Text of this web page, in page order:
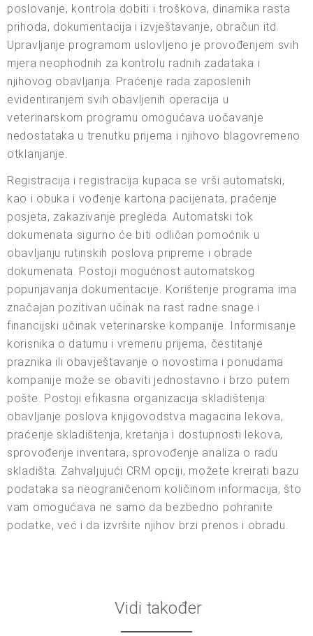
poslovanje, kontrola dobiti i troškova, dinamika rasta
prihoda, dokumentacija i izvještavanje, obračun itd.
Upravljanje programom uslovljeno je provođenjem svih
mjera neophodnih za kontrolu radnih zadataka i
njihovog obavljanja. Praćenje rada zaposlenih
evidentiranjem svih obavljenih operacija u
veterinarskom programu omogućava uočavanje
nedostataka u trenutku prijema i njihovo blagovremeno
otklanjanje.
Registracija i registracija kupaca se vrši automatski,
kao i obuka i vođenje kartona pacijenata, praćenje
posjeta, zakazivanje pregleda. Automatski tok
dokumenata sigurno će biti odličan pomoćnik u
obavljanju rutinskih poslova pripreme i obrade
dokumenata. Postoji mogućnost automatskog
popunjavanja dokumentacije. Korištenje programa ima
značajan pozitivan učinak na rast radne snage i
financijski učinak veterinarske kompanije. Informisanje
korisnika o datumu i vremenu prijema, čestitanje
praznika ili obavještavanje o novostima i ponudama
kompanije može se obaviti jednostavno i brzo putem
pošte. Postoji efikasna organizacija skladištenja:
obavljanje poslova knjigovodstva magacina lekova,
praćenje skladištenja, kretanja i dostupnosti lekova,
sprovođenje inventara, sprovođenje analiza o radu
skladišta. Zahvaljujući CRM opciji, možete kreirati bazu
podataka sa neograničenom količinom informacija, što
vam omogućava ne samo da bezbedno pohranite
podatke, već i da izvršite njihov brzi prenos i obradu.
Vidi također